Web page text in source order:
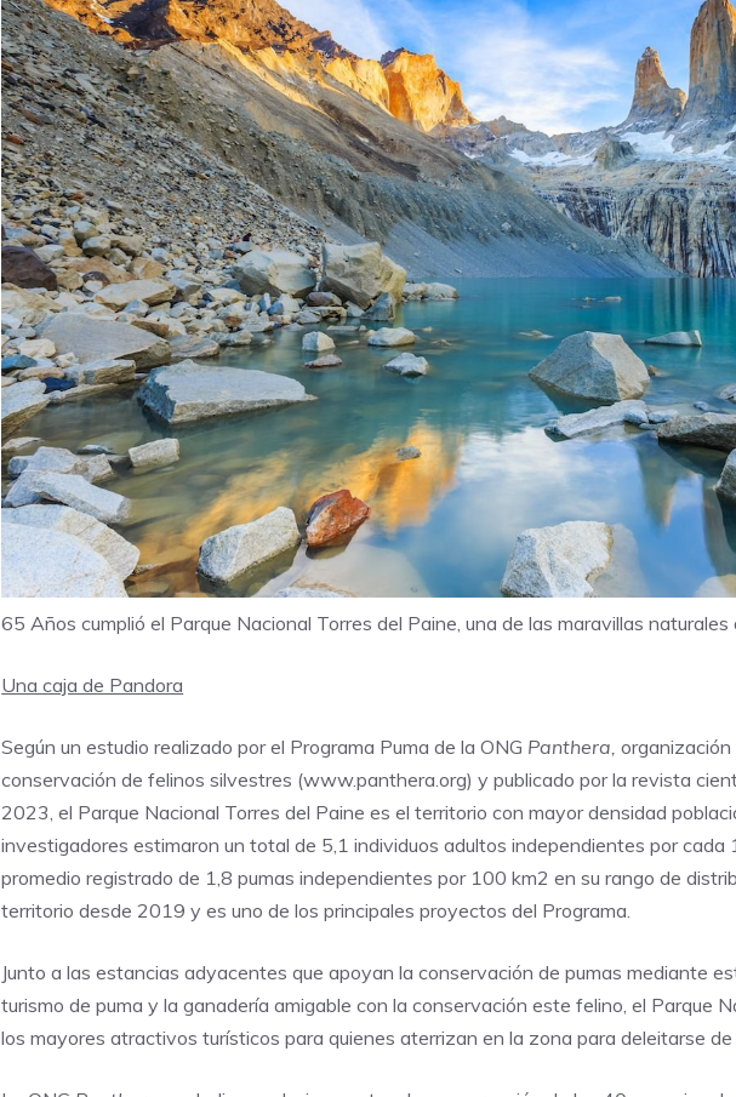
65 Años cumplió el Parque Nacional Torres del Paine, una de las maravillas naturales
Una caja de Pandora
Según unestudio realizado por el Programa Puma de laONG Panthera, organización
conservación de felinos silvestres (www.panthera.org) y publicado por la revista
2023, el Parque Nacional Torres del Paine es el territorio con mayor densidad
investigadores estimaron un total de 5,1 individuos adultos independientes por cada
promedio registrado de 1,8 pumas independientes por 100 km2 en su rango de
territorio desde 2019 y es uno de los principales proyectos del Programa.
Junto a las estancias adyacentes que apoyan la conservación de pumas mediante
turismo de puma y la ganadería amigable con la conservación este felino, el Parque
los mayores atractivos turísticos para quienes aterrizan en la zona para deleitarse